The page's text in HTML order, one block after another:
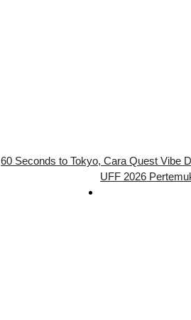
60 Seconds to Tokyo, Cara Quest Vibe
UFF 2026